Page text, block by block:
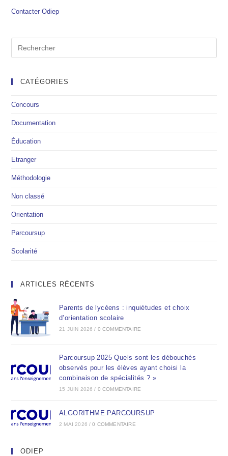
Contacter Odiep
CATÉGORIES
Concours
Documentation
Éducation
Etranger
Méthodologie
Non classé
Orientation
Parcoursup
Scolarité
ARTICLES RÉCENTS
Parents de lycéens : inquiétudes et choix
d’orientation scolaire
21 JUIN 2026 / 0 COMMENTAIRE
Parcoursup 2025 Quels sont les débouchés
observés pour les élèves ayant choisi la
combinaison de spécialités ? »
15 JUIN 2026 / 0 COMMENTAIRE
ALGORITHME PARCOURSUP
2 MAI 2026 / 0 COMMENTAIRE
ODIEP